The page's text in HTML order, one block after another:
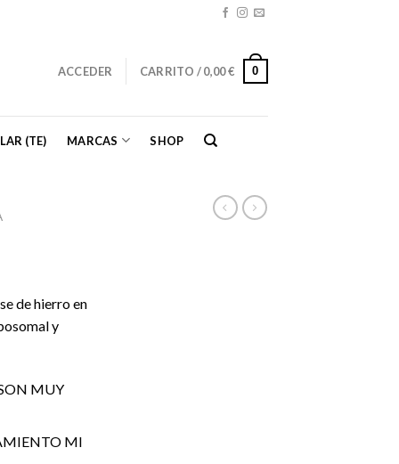
ACCEDER CARRITO /0,00€ 0
(TE) MARCAS SHOP
de hierro en
y
MUY
MI